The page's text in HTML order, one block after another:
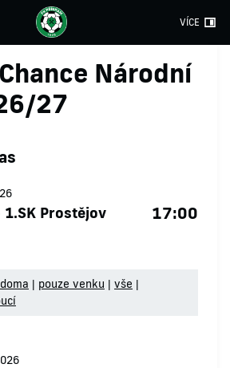
VÍCE
Národní
27
1.SK Prostějov 17:00
| pouze venku | vše |